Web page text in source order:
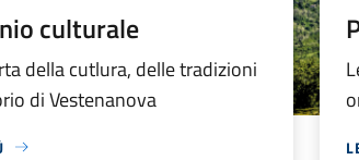
culturale
della cutlura, delle tradizioni
di Vestenanova